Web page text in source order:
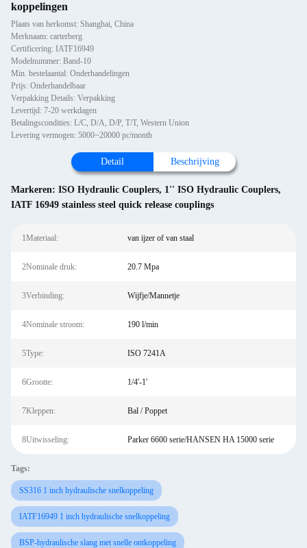
koppelingen
Plaats van herkomst: Shanghai, China
Merknaam: carterberg
Certificering: IATF16949
Modelnummer: Band-10
Min. bestelaantal: Onderhandelingen
Prijs: Onderhandelbaar
Verpakking Details: Verpakking
Levertijd: 7-20 werkdagen
Betalingscondities: L/C, D/A, D/P, T/T, Western Union
Levering vermogen: 5000~20000 pc/month
Detail Beschrijving
Markeren: ISO Hydraulic Couplers, 1'' ISO Hydraulic Couplers,
IATF 16949 stainless steel quick release couplings
1Materiaal: van ijzer of van staal
2Nominale druk: 20.7 Mpa
3Verbinding: Wijfje/Mannetje
4Nominale stroom: 190 l/min
5Type: ISO 7241A
6Grootte: 1/4'-1'
7Kleppen: Bal / Poppet
8Uitwisseling: Parker 6600 serie/HANSEN HA 15000 serie
Tags:
SS316 1 inch hydraulische snelkoppeling
IATF16949 1 inch hydraulische snelkoppeling
BSP-hydraulische slang met snelle ontkoppeling